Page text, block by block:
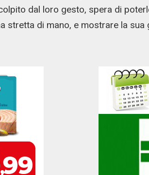
dal loro gesto, spera di
stretta di mano, e mostrare la sua